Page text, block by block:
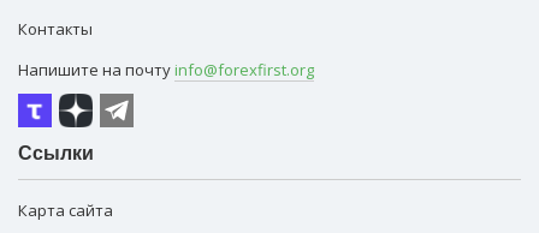
Контакты
Напишите на почту info@forexfirst.org
Ссылки
Карта сайта